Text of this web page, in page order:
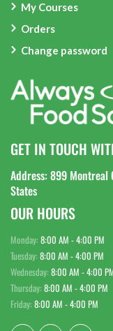
My Courses
Orders
Change password
GET IN TOUCH
Address: 899 Montreal
States
OUR HOURS
Monday: 8:00 AM - 4:00 PM
Tuesday: 8:00 AM - 4:00 PM
Wednesday: 8:00 AM - 4:00
Thursday: 8:00 AM - 4:00 PM
Friday: 8:00 AM - 4:00 PM